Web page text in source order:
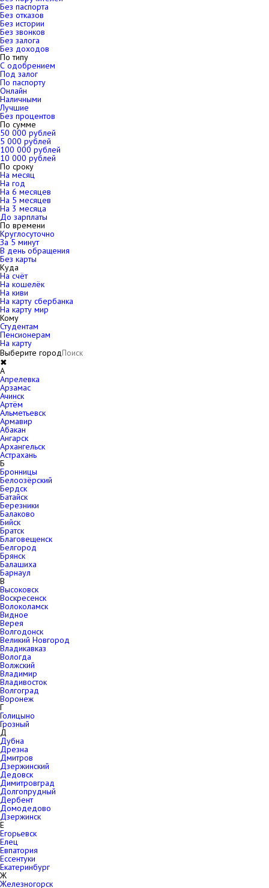
Без паспорта
Без отказов
Без истории
Без звонков
Без залога
Без доходов
По типу
С одобрением
Под залог
По паспорту
Онлайн
Наличными
Лучшие
Без процентов
По сумме
50 000 рублей
5 000 рублей
100 000 рублей
10 000 рублей
По сроку
На месяц
На год
На 6 месяцев
На 5 месяцев
На 3 месяца
До зарплаты
По времени
Круглосуточно
За 5 минут
В день обращения
Без карты
Куда
На счёт
На кошелёк
На киви
На карту сбербанка
На карту мир
Кому
Студентам
Пенсионерам
На карту
Выберите город
✖
A
Апрелевка
Арзамас
Ачинск
Артём
Альметьевск
Армавир
Абакан
Ангарск
Архангельск
Астрахань
Б
Бронницы
Белоозёрский
Бердск
Батайск
Березники
Балаково
Бийск
Братск
Благовещенск
Белгород
Брянск
Балашиха
Барнаул
В
Высоковск
Воскресенск
Волоколамск
Видное
Верея
Волгодонск
Великий Новгород
Владикавказ
Вологда
Волжский
Владимир
Владивосток
Волгоград
Воронеж
Г
Голицыно
Грозный
Д
Дубна
Дрезна
Дмитров
Дзержинский
Дедовск
Димитровград
Долгопрудный
Дербент
Домодедово
Дзержинск
Е
Егорьевск
Елец
Евпатория
Ессентуки
Екатеринбург
Ж
Железногорск